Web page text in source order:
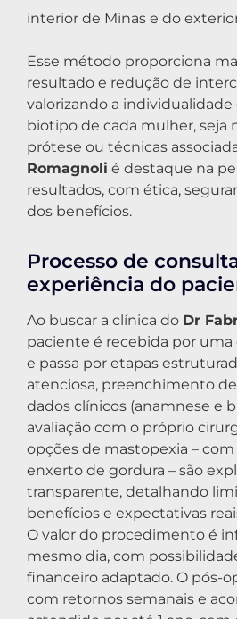
interior de Minas e do
Esse método proporciona
resultado e redução de
valorizando a individualidade
biotipo de cada mulher, seja
prótese ou técnicas
Romagnoli é destaque na
resultados, com ética,
dos benefícios.
Processo de
experiência do
Ao buscar a clínica do Dr
paciente é recebida por
e passa por etapas
atenciosa, preenchimento
dados clínicos (anamnese e
avaliação com o próprio
opções de mastopexia –
enxerto de gordura – são
transparente, detalhando
benefícios e expectativas
O valor do procedimento é
mesmo dia, com
financeiro adaptado. O pós-
com retornos semanais e